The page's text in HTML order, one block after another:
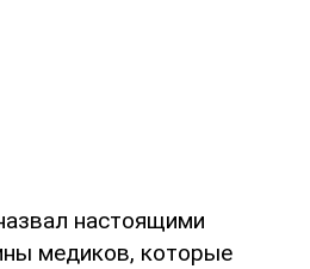
настоящими
медиков, которые